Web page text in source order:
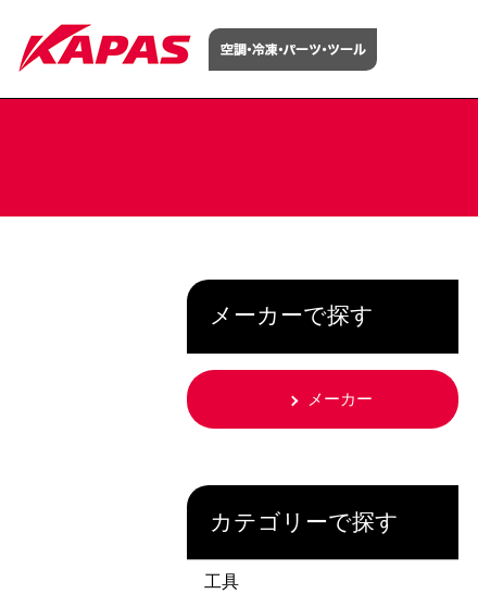
メーカーで探す
メーカー
カテゴリーで探す
工具